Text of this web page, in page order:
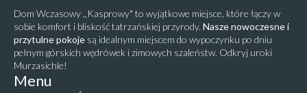
Dom Wczasowy ,,Kasprowy" to wyjątkowe miejsce, które łączy w
sobie komfort i bliskość tatrzańskiej przyrody. Nasze nowoczesne i
przytulne pokoje są idealnym miejscem do wypoczynku po dniu
pełnym górskich wędrówek i zimowych szaleństw. Odkryj uroki
Murzasichle!
Menu